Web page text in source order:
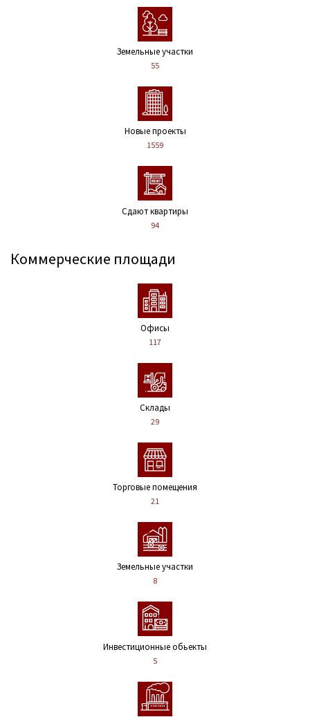
Земельные участки
55
Новые проекты
1559
Сдают квартиры
94
Коммерческие площади
Офисы
117
Склады
29
Торговые помещения
21
Земельные участки
8
Инвестиционные обьекты
5